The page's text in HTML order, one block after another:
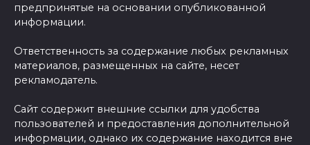
предпринятые на основании опубликованной
информации.
Ответственность за содержание любых рекламных
материалов, размещенных на сайте, несет
рекламодатель.
Сайт содержит внешние ссылки для удобства
пользователей и предоставления дополнительной
информации, однако их содержание находится вне